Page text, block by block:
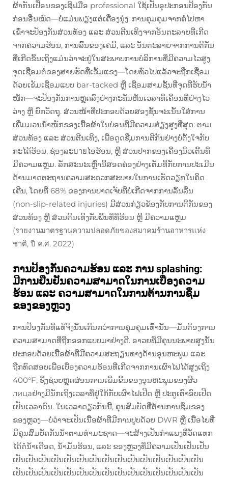
ຜ້າກັນເປື່ອນຂອງເຊີຟມືອ professional ໃຊ້ເປັນອຸປະກອນປ້ອງກັນ
ກ່ອນອື່ນໝົດ—ບໍ່ແມ່ນພຽງແຕ່ເຄື່ອງນຸ່ງ. ການຄຸມຄຸມຈາກຄໍໄປຫາ
ເຂົ່າຈະປ້ອງກັນສ່ວນທ້ອງ ແລະ ສ່ວນຕີນເທິງຈາກອັນຕະລາຍທີ່ເກີດ
ຈາກຄວາມຮ້ອນ, ການລົ້ນຂອງເຄມີ, ແລະ ອັນຕະລາຍຈາກການຕີກັນ
ທີ່ເກີດຂຶ້ນເຖິງແມ່ນວ່າຈະຢູ່ໃນສະພາບການບໍລິການທີ່ມີຄວາມໄວສູງ.
ຈຸດເຊື່ອມຕໍ່ຂອງສາຍຮັດທີ່ເຂັ້ມແຂງ—ໂດຍທົ່ວໄປແລ້ວຈະຖືກເຊື່ອມ
ດ້ວຍເຂັມເຊື່ອມແບບ bar-tacked ຫຼື ເຊື່ອມສາມຊັ້ນທີ່ຈຸດທີ່ຮັບນ້ຳ
ໜັກ—ຈະປ້ອງກັນການຫຼຸດລົງຢ່າງກະທັນຫັນເວລາທີ່ເຄື່ອນທີ່ຢ່າງໄວ
ວ່າງ ຫຼື ຍົກວັດຖຸ. ສ່ວນໜ້າທີ່ປະກອບດ້ວຍສອງຊັ້ນຈະເນັ້ນໃສ່ການ
ເພີ່ມມວນນ້ຳໜັກຂອງເນື້ອຜ້າໃນບ່ອນທີ່ມີຄວາມສ່ຽງສູງທີ່ສຸດ: ຕາມ
ສ່ວນທ້ອງ ແລະ ສ່ວນຕີນເທິງ, ເພື່ອດູດຊືມການຕີກັນຢ່າງບໍ່ຕັ້ງໃຈກັບ
ກະໄດ້ຮ້ອນ, ຊ່ອງລະบายໄອຮ້ອນ, ຫຼື ສ່ວນປາກຂອງເຄື່ອງນິວເຕີ້ນທີ່
ມີຄວາມແຫຼມ. ລັກສະນະເຫຼົ່ານີ້ສອດຄ່ອງຢ່າງເຕັມທີ່ກັບການປະເມີນ
ດ້ານມາດຕະຖານຄວາມສະດວກສະບາຍໃນການເຮັດວຽກໃນຄິດ
ເຄີນ, ໂດຍທີ່ 68% ຂອງການບາດເຈັບທີ່ບໍ່ເກີດຈາກການລົ້ນລື່ນ
(non-slip-related injuries) ມີສ່ວນກ່ຽວຂ້ອງກັບການຕີກັນຂອງ
ສ່ວນທ້ອງ ຫຼື ສ່ວນຕີນເທິງກັບພື້ນທີ່ທີ່ຮ້ອນ ຫຼື ມີຄວາມແຫຼມ
(รายงานมาตรฐานความปลอดภัยของสมาคมร้านอาหารแห่ง
ชาติ, ปี ค.ศ. 2022)
ການປ້ອງກັນຄວາມຮ້ອນ ແລະ ການ splashing:
ມີການຢືນຢັນຄວາມສາມາດໃນການເບື່ອງຄວາມ
ຮ້ອນ ແລະ ຄວາມສາມາດໃນການຕ້ານການຊຶມ
ຂອງຂອງຫຼວງ
ການປ້ອງກັນທີ່ແທ້ຈິງນັ້ນເກີນກວ່າການຄຸມຄຸມເທົ່ານັ້ນ—ມັນຕ້ອງການ
ຄວາມສາມາດທີ່ຖືກອອກແບບມາຢ່າງດີ. ອາວຍທີ່ມີຄຸນນະພາບສູງນັ້ນ
ປະກອບດ້ວຍເນື້ອຜ້າທີ່ມີຄວາມສະຖຽນທາງດ້ານອຸນຫະພູມ ແລະ
ຖືກທົດສອບເພື່ອເບື່ອງຄວາມຮ້ອນທີ່ເກີດຈາກການເຜົາໄຟໄດ້ສູງເຖິງ
400°F, ຊຶ່ງຊ່ວຍຫຼຸດຜ່ອນການເພີ່ມຂຶ້ນຂອງອຸນຫະພູມຂອງຜິວ
лицаຢ່າງມີນັກເຖິງເວລາທີ່ຢູ່ໃກ້ກັບເຜົາໄຟເປີດ ຫຼື ປະຕູເຕົາອົບເປີດ
ເປັນເວລາດົນ. ໃນເວລາດຽວກັນນີ້, ຄຸນສົມບັດທີ່ຕ້ານການຊຶມຂອງ
ຂອງຫຼວງ—ບໍ່ວ່າຈະເປັນເນື້ອຜ້າທີ່ມີການປູບດ້ວຍ DWR ຫຼື ເນື້ອໄຍທີ່
ມີຄຸນສົມບັດກັນນ້ຳຕາມທຳມະຊາດ—ຈະສ້າງເປັນກຳແພງທີ່ວັດແທກ
ໄດ້ຕໍ່ນ້ຳເດືອດ, ນ້ຳມັນຮ້ອນ, ແລະ ຂອງຫຼວງທີ່ມີຄວາມເປັນເປັນເປັນ
ເປັນເປັນເປັນເປັນເປັນເປັນເປັນເປັນເປັນເປັນເປັນເປັນເປັນເປັນເປັນ
ເປັນເປັນເປັນເປັນເປັນເປັນເປັນເປັນເປັນເປັນເປັນເປັນເປັນເປັນເປັນ